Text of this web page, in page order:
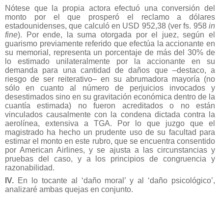
Nótese que la propia actora efectuó una conversión del
monto por el que prosperó el reclamo a dólares
estadounidenses, que calculó en USD 952,38 (ver fs. 958 in
fine). Por ende, la suma otorgada por el juez, según el
guarismo previamente referido que efectúa la accionante en
su memorial, representa un porcentaje de más del 30% de
lo estimado unilateralmente por la accionante en su
demanda para una cantidad de daños que –destaco, a
riesgo de ser reiterativo– en su abrumadora mayoría (no
sólo en cuanto al número de perjuicios invocados y
desestimados sino en su gravitación económica dentro de la
cuantía estimada) no fueron acreditados o no están
vinculados causalmente con la condena dictada contra la
aerolínea, extensiva a TGA. Por lo que juzgo que el
magistrado ha hecho un prudente uso de su facultad para
estimar el monto en este rubro, que se encuentra consentido
por American Airlines, y se ajusta a las circunstancias y
pruebas del caso, y a los principios de congruencia y
razonabilidad.
IV. En lo tocante al ‘daño moral’ y al ‘daño psicológico’,
analizaré ambas quejas en conjunto.